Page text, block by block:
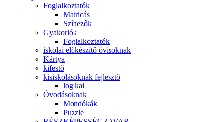
Foglalkoztatók
Matricás
Színezők
Gyakorlók
Foglalkoztatók
iskolai előkészítő óvisoknak
Kártya
kifestő
kisiskolásoknak fejlesztő
logikai
Óvodásoknak
Mondókák
Puzzle